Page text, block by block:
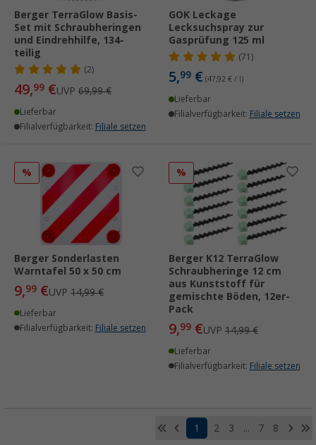
Berger TerraGlow Basis-
Set mit Schraubheringen
und Eindrehhilfe, 134-
teilig
(2)
49,99 €UVP 69,99 €
Lieferbar
Filialverfügbarkeit: Filiale setzen
GOK Leckage
Lecksuchspray zur
Gasprüfung 125 ml
(71)
5,99 € (47,92 € / l)
Lieferbar
Filialverfügbarkeit: Filiale setzen
%
Berger Sonderlasten
Warntafel 50 x 50 cm
9,99 €UVP 14,99 €
Lieferbar
Filialverfügbarkeit: Filiale setzen
%
Berger K12 TerraGlow
Schraubheringe 12 cm
aus Kunststoff für
gemischte Böden, 12er-
Pack
9,99 €UVP 14,99 €
Lieferbar
Filialverfügbarkeit: Filiale setzen
1 2 3 ... 7 8